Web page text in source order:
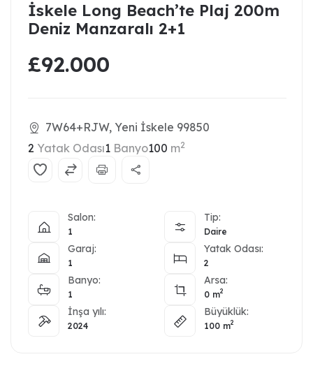
İskele Long Beach’te Plaj 200m
Deniz Manzaralı 2+1
£92.000
7W64+RJW, Yeni İskele 99850
2 Yatak Odası1 Banyo100 m2
Salon:
1
Tip:
Daire
Garaj:
1
Yatak Odası:
2
Banyo:
1
Arsa:
0 m2
İnşa yılı:
2024
Büyüklük:
100 m2